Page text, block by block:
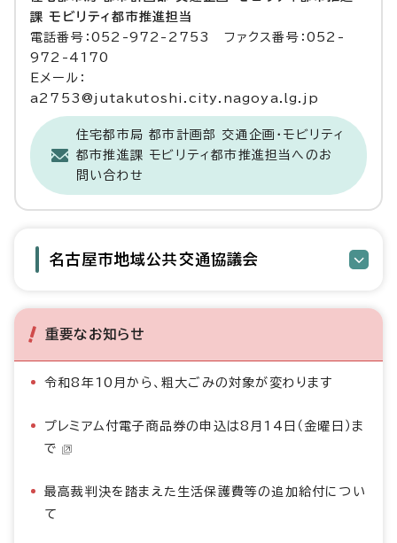
課 モビリティ都市推進担当
電話番号：052-972-2753 ファクス番号：052-
972-4170
Eメール：
a2753@jutakutoshi.city.nagoya.lg.jp
住宅都市局 都市計画部 交通企画・モビリティ
都市推進課 モビリティ都市推進担当へのお
問い合わせ
名古屋市地域公共交通協議会
重要なお知らせ
令和8年10月から、粗大ごみの対象が変わります
プレミアム付電子商品券の申込は8月14日（金曜日）ま
で
最高裁判決を踏まえた生活保護費等の追加給付につい
て